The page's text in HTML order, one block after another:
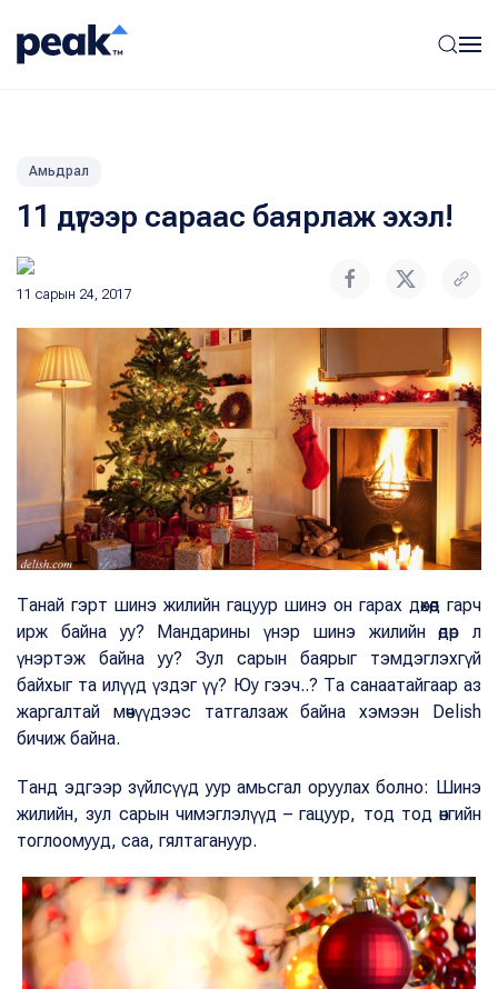
Амьдрал
11 дүгээр сараас баярлаж эхэл!
11 сарын 24, 2017
Танай гэрт шинэ жилийн гацуур шинэ он гарах дөхөөд гарч
ирж байна уу? Мандарины үнэр шинэ жилийн өдөр л
үнэртэж байна уу? Зул сарын баярыг тэмдэглэхгүй
байхыг та илүүд үздэг үү? Юу гээч..? Та санаатайгаар аз
жаргалтай мөчүүдээс татгалзаж байна хэмээн Delish
бичиж байна.
Танд эдгээр зүйлсүүд уур амьсгал оруулах болно: Шинэ
жилийн, зул сарын чимэглэлүүд – гацуур, тод тод өнгийн
тоглоомууд, саа, гялтагануур.